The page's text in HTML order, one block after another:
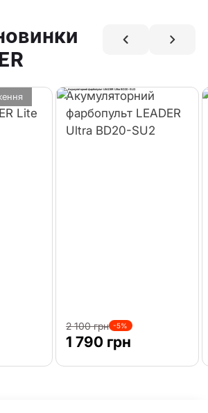
Lite
Акумуляторний
фарбопульт LEADER
Ultra BD20-SU2
2 100 грн -5%
1 790 грн